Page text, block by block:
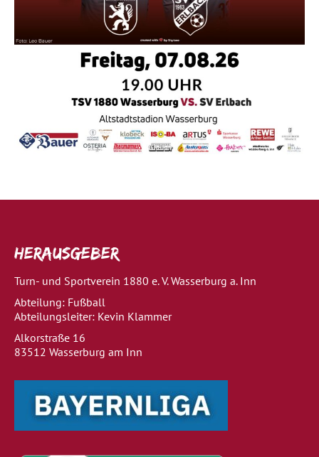
Herausgeber
Turn- und Sportverein 1880 e. V. Wasserburg a. Inn
Abteilung: Fußball
Abteilungsleiter: Kevin Klammer
Alkorstraße 16
83512 Wasserburg am Inn